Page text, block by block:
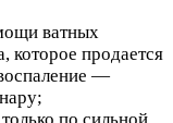
ватных
которое продается
—
по сильной